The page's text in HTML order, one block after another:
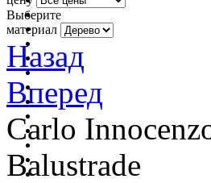
Выберите
материал
Назад
Вперед
Carlo
Balustrade